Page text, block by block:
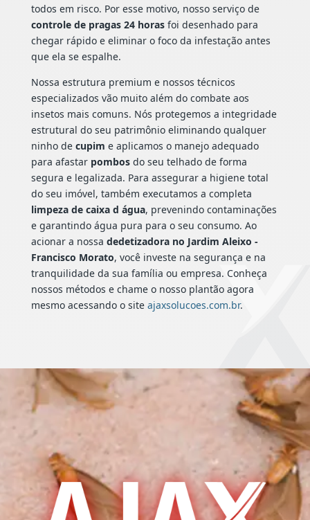
todos em risco. Por esse motivo, nosso serviço de
controle de pragas 24 horasfoi desenhado para
chegar rápido e eliminar o foco da infestação antes
que ela se espalhe.
Nossa estrutura premium e nossos técnicos
especializados vão muito além do combate aos
insetos mais comuns. Nós protegemos a integridade
estrutural do seu patrimônio eliminando qualquer
ninho de cupim e aplicamos o manejo adequado
para afastar pombosdo seu telhado de forma
segura e legalizada. Para assegurar a higiene total
do seu imóvel, também executamos a completa
limpeza de caixa d água, prevenindo contaminações
e garantindo água pura para o seu consumo. Ao
acionar a nossa dedetizadora no Jardim Aleixo -
Francisco Morato, você investe na segurança e na
tranquilidade da sua família ou empresa. Conheça
nossos métodos e chame o nosso plantão agora
mesmo acessando o site ajaxsolucoes.com.br.